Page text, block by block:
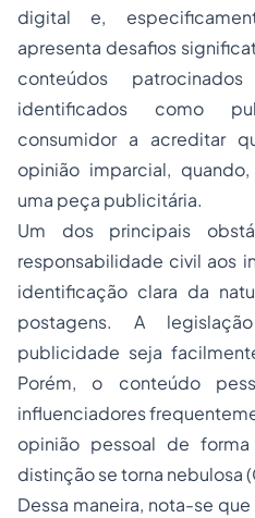
digital e,
apresenta desafios
conteúdos
identificados como
consumidor a acreditar
opinião imparcial,
uma peça publicitária.
Um dos principais
responsabilidade civil aos
identificação clara da
postagens. A
publicidade seja
Porém, o conteúdo
influenciadores
opinião pessoal de
distinção se torna nebulosa
Dessa maneira, nota-se